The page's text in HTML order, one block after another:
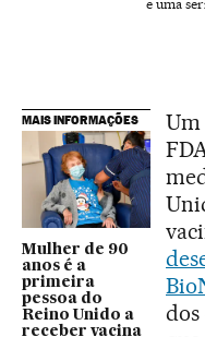
e uma
MAIS INFORMAÇÕES
Mulher de 90
anos é a
primeira
pessoa do
Reino Unido a
receber vacina
Um
dos